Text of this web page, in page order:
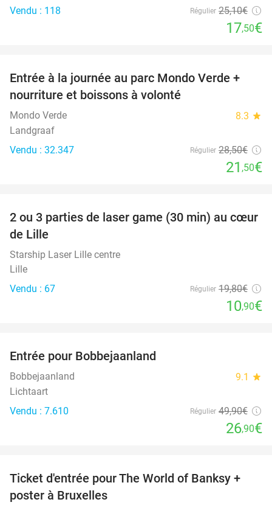
Vendu : 118
Régulier 25,10€
17,50€
25%
Entrée à la journée au parc Mondo Verde +
nourriture et boissons à volonté
Mondo Verde 8.3 star
Landgraaf
Vendu : 32.347
Régulier 28,50€
21 ,50€
45%
2 ou 3 parties de laser game (30 min) au cœur
de Lille
Starship Laser Lille centre
Lille
Vendu : 67
Régulier 19,80€
10,90€
Entrée pour Bobbejaanland
Bobbejaanland 9.1 star
Lichtaart
Vendu : 7.610
Régulier 49,90€
26,90€
37%
Ticket d'entrée pour The World of Banksy +
poster à Bruxelles